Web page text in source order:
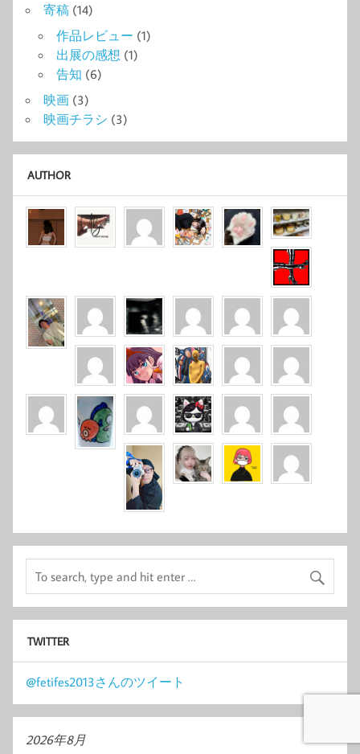
寄稿 (14)
作品レビュー (1)
出展の感想 (1)
告知 (6)
映画 (3)
映画チラシ (3)
AUTHOR
TWITTER
@fetifes2013さんのツイート
2026年8月